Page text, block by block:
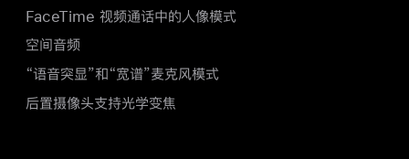
FaceTime 视频通话中的人像模式
空间音频
“语音突显”和“宽谱”麦克风模式
后置摄像头支持光学变焦